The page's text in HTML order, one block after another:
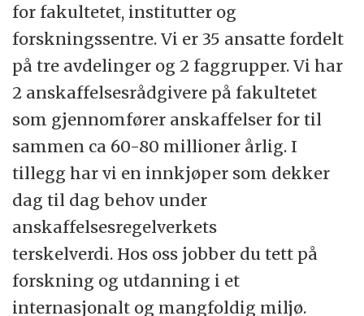
Fakultet har mange gode forskningsmiljøer
og dyktige enkeltforskere, hvorav flere er i
forskningsfronten innen sine fag
internasjonalt. Fakultetet jobber kontinuerlig
med å legge til rette for innovasjon fra
forskningen.
Bærekraft er grunnlaget for fakultetets
aktivitet og en satsning innen bærekraft står
helt sentralt.
for fakultetet, institutter og
forskningssentre. Vi er 35 ansatte fordelt
på tre avdelinger og 2 faggrupper. Vi har
2 anskaffelsesrådgivere på fakultetet
som gjennomfører anskaffelser for til
sammen ca 60-80 millioner årlig. I
tillegg har vi en innkjøper som dekker
dag til dag behov under
anskaffelsesregelverkets
terskelverdi. Hos oss jobber du tett på
forskning og utdanning i et
internasjonalt og mangfoldig miljø.